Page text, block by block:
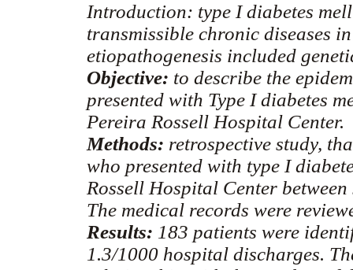
Introduction: type I diabetes
transmissible chronic diseases
etiopathogenesis included
Objective: to describe the
presented with Type I diabetes
Pereira Rossell Hospital Center.
Methods: retrospective study,
who presented with type I
Rossell Hospital Center
The medical records were
Results: 183 patients were
1.3/1000 hospital discharges.